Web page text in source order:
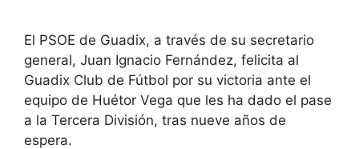
El PSOE de Guadix, a través de su secretario
general, Juan Ignacio Fernández, felicita al
Guadix Club de Fútbol por su victoria ante el
equipo de Huétor Vega que les ha dado el pase
a la Tercera División, tras nueve años de
espera.